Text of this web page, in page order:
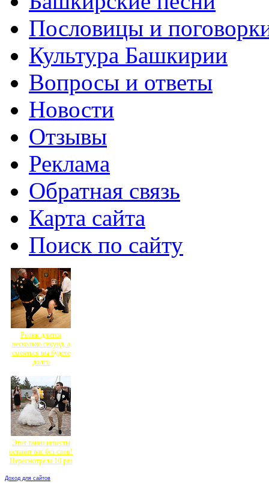
Пословицы и
Культура Башкирии
Вопросы и ответы
Новости
Отзывы
Реклама
Обратная связь
Карта сайта
Поиск по сайту
Ролик длится
несколько секунд, а
смеяться вы будете
долго
Этот танец невесты
оставит вас без слов!
Пересмотрела 10 раз
Доход для сайтов